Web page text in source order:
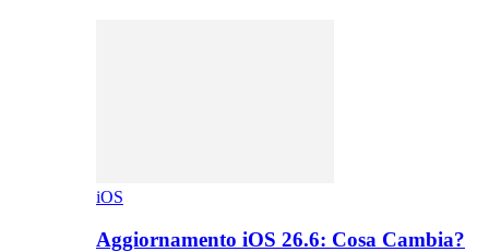
iOS
Aggiornamento iOS 26.6: Cosa Cambia?